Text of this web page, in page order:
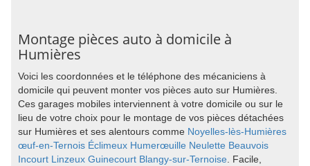
Montage pièces auto à domicile à
Humières
Voici les coordonnées et le téléphone des mécaniciens à
domicile qui peuvent monter vos pièces auto sur Humières.
Ces garages mobiles interviennent à votre domicile ou sur le
lieu de votre choix pour le montage de vos pièces détachées
sur Humières et ses alentours comme Noyelles-lès-Humières
œuf-en-Ternois Éclimeux Humerœuille Neulette Beauvois
Incourt Linzeux Guinecourt Blangy-sur-Ternoise. Facile,